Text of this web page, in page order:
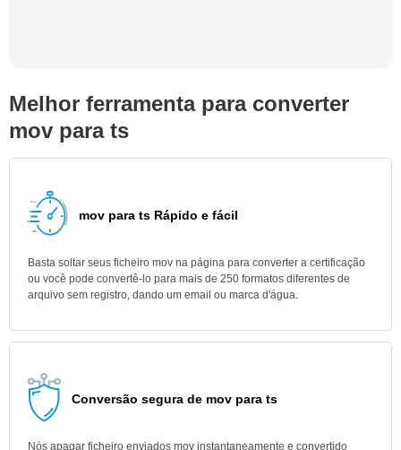
Melhor ferramenta para converter
mov para ts
mov para ts Rápido e fácil
Basta soltar seus ficheiro mov na página para converter a certificação
ou você pode convertê-lo para mais de 250 formatos diferentes de
arquivo sem registro, dando um email ou marca d'água.
Conversão segura de mov para ts
Nós apagar ficheiro enviados mov instantaneamente e convertido